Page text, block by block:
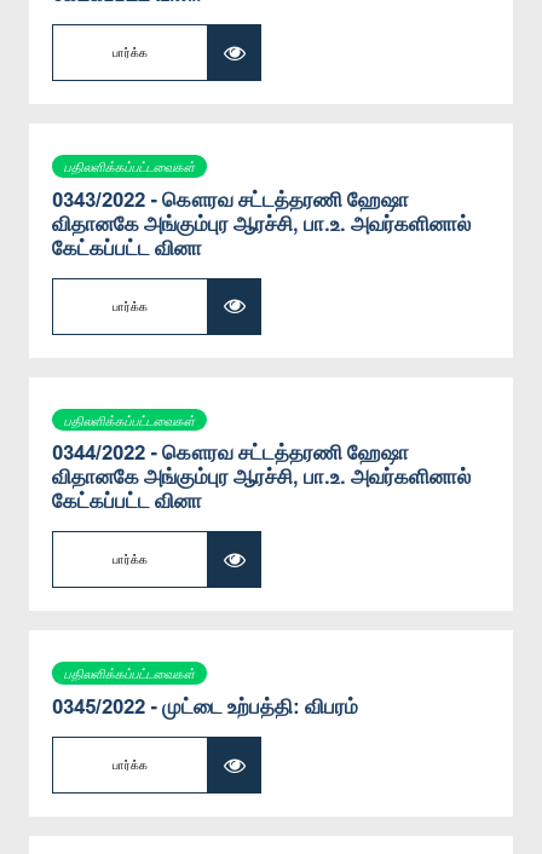
பார்க்க
பதிலளிக்கப்பட்டவைகள்
0343/2022 - கௌரவ சட்டத்தரணி ஹேஷா
விதானகே அங்கும்புர ஆரச்சி, பா.உ. அவர்களினால்
கேட்கப்பட்ட வினா
பார்க்க
பதிலளிக்கப்பட்டவைகள்
0344/2022 - கௌரவ சட்டத்தரணி ஹேஷா
விதானகே அங்கும்புர ஆரச்சி, பா.உ. அவர்களினால்
கேட்கப்பட்ட வினா
பார்க்க
பதிலளிக்கப்பட்டவைகள்
0345/2022 - முட்டை உற்பத்தி: விபரம்
பார்க்க